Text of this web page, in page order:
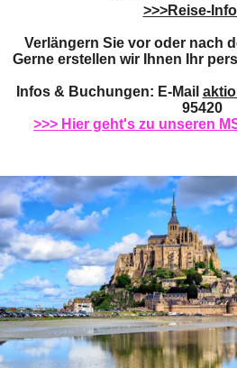
>>>Reise-
Verlängern Sie vor oder nach
Gerne erstellen wir Ihnen Ihr
Infos & Buchungen: E-Mail
95420
>>> Hier geht's zu unseren